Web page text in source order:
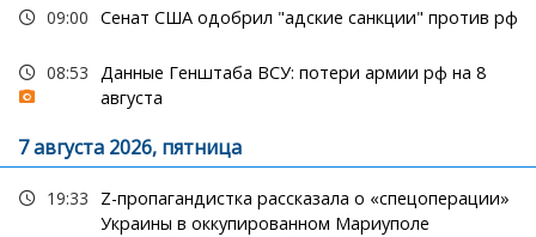
09:00 Сенат США одобрил "адские санкции" против рф
08:53 Данные Генштаба ВСУ: потери армии рф на 8
августа
7 августа 2026, пятница
19:33
Z-пропагандистка рассказала о «спецоперации»
Украины в оккупированном Мариуполе